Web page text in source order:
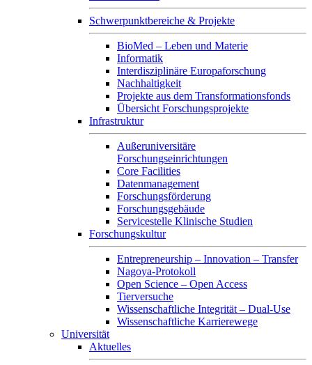
Schwerpunktbereiche & Projekte
BioMed – Leben und Materie
Informatik
Interdisziplinäre Europaforschung
Nachhaltigkeit
Projekte aus dem Transformationsfonds
Übersicht Forschungsprojekte
Infrastruktur
Außeruniversitäre
Forschungseinrichtungen
Core Facilities
Datenmanagement
Forschungsförderung
Forschungsgebäude
Servicestelle Klinische Studien
Forschungskultur
Entrepreneurship – Innovation – Transfer
Nagoya-Protokoll
Open Science – Open Access
Tierversuche
Wissenschaftliche Integrität – Dual-Use
Wissenschaftliche Karrierewege
Universität
Aktuelles